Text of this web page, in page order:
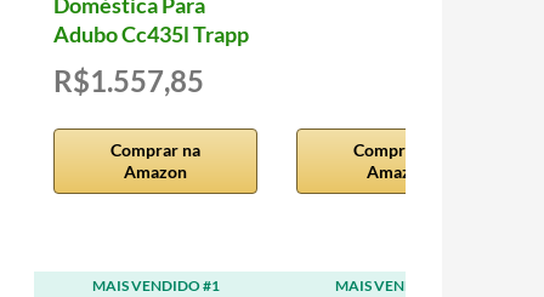
Adubo Cc435l Trapp
R$1.557,85
Comprar na
Amazon
Comprar na
Amazon
MAIS VENDIDO #1 MAIS VENDIDO #2